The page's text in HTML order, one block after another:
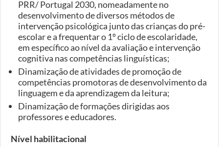
PRR/ Portugal 2030, nomeadamente no
desenvolvimento de diversos métodos de
intervenção psicológica junto das crianças do pré-
escolar e a frequentar o 1º ciclo de escolaridade,
em específico ao nível da avaliação e intervenção
cognitiva nas competências linguísticas;
Dinamização de atividades de promoção de
competências promotoras de desenvolvimento da
linguagem e da aprendizagem da leitura;
Dinamização de formações dirigidas aos
professores e educadores.
Nível habilitacional